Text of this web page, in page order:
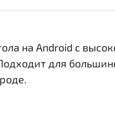
на Android с
для